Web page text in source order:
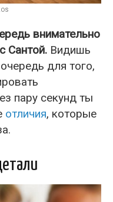
внимательно
Сантой. Видишь
для того,
пару секунд ты
отличия, которые